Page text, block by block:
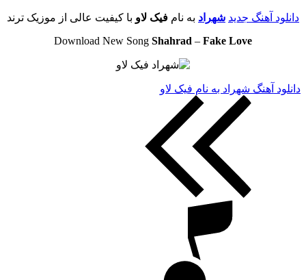
دانلود آهنگ جدید شهراد به نام فیک لاو با کیفیت عالی از موزیک ترند
Download New Song Shahrad – Fake Love
دانلود آهنگ شهراد به نام فیک لاو